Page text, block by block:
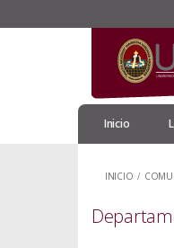
Inicio
INICIO /